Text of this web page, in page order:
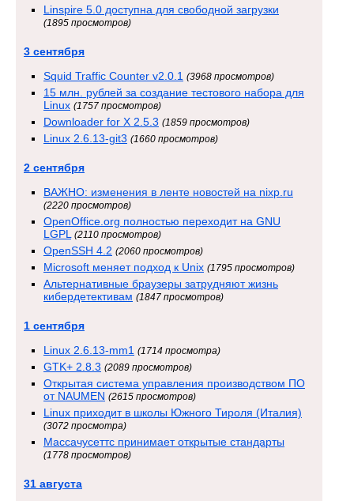
Linspire 5.0 доступна для свободной загрузки
(1895 просмотров)
3 сентября
Squid Traffic Counter v2.0.1 (3968 просмотров)
15 млн. рублей за создание тестового набора для
Linux (1757 просмотров)
Downloader for X 2.5.3 (1859 просмотров)
Linux 2.6.13-git3 (1660 просмотров)
2 сентября
ВАЖНО: изменения в ленте новостей на nixp.ru
(2220 просмотров)
OpenOffice.org полностью переходит на GNU
LGPL
(2110 просмотров)
OpenSSH 4.2 (2060 просмотров)
Microsoft меняет подход к Unix (1795 просмотров)
Альтернативные браузеры затрудняют жизнь
кибердетективам (1847 просмотров)
1 сентября
Linux 2.6.13-mm1 (1714 просмотра)
GTK+ 2.8.3 (2089 просмотров)
Открытая система управления производством ПО
от NAUMEN (2615 просмотров)
Linux приходит в школы Южного Тироля (Италия)
(3072 просмотра)
Массачусеттс принимает открытые стандарты
(1778 просмотров)
31 августа